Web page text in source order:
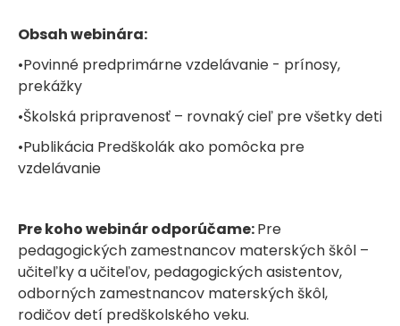
Obsah webinára:
•Povinné predprimárne vzdelávanie - prínosy,
prekážky
•Školská pripravenosť – rovnaký cieľ pre všetky deti
•Publikácia Predškolák ako pomôcka pre
vzdelávanie
Pre koho webinár odporúčame:Pre
pedagogických zamestnancov materských škôl –
učiteľky a učiteľov, pedagogických asistentov,
odborných zamestnancov materských škôl,
rodičov detí predškolského veku.